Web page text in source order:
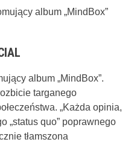
album „MindBox”.
targanego
„Każda opinia,
„status quo” poprawnego
tłamszona